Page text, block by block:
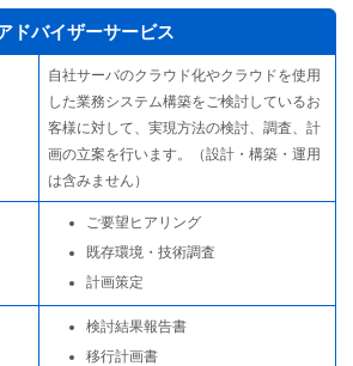
ドバイザーサービス
自社サーバのクラウド化やクラウドを使用
した業務システム構築をご検討しているお
客様に対して、実現方法の検討、調査、計
画の立案を行います。（設計・構築・運用
は含みません）
ご要望ヒアリング
既存環境・技術調査
計画策定
検討結果報告書
移行計画書